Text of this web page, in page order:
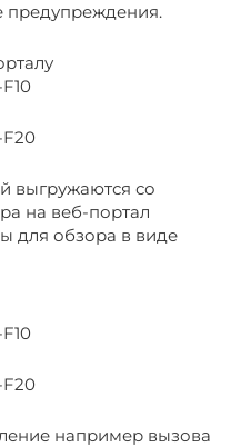
предупреждения.
F20
выгружаются со
на веб-портал
для обзора в виде
F20
например вызова